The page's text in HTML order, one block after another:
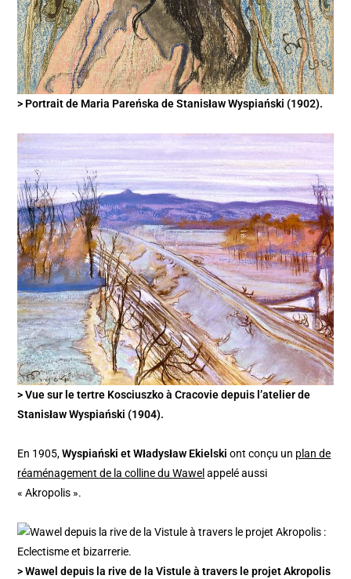
> Portrait de Maria Pareńska de Stanisław Wyspiański (1902).
> Vue sur le tertre Kosciuszko à Cracovie depuis l’atelier de
Stanisław Wyspiański (1904).
En 1905,Wyspiański et Władysław Ekielski ont conçu un plan de
réaménagement de la colline du Wawel appelé aussi
« Akropolis ».
> Wawel depuis la rive de la Vistule à travers le projet Akropolis